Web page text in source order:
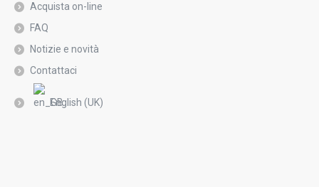
Acquista on-line
FAQ
Notizie e novità
Contattaci
English (UK)